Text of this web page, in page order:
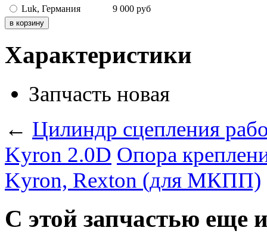
Luk, Германия
9 000 руб
Характеристики
Запчасть новая
← Цилиндр сцепления
Kyron 2.0D Опора
Kyron, Rexton (для МКПП)
С этой запчастью еще